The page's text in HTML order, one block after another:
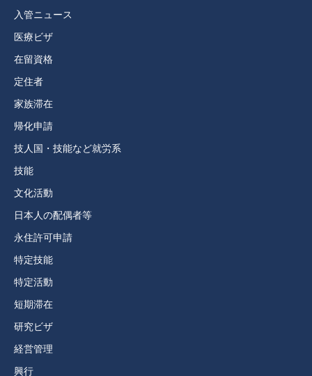
入管ニュース
医療ビザ
在留資格
定住者
家族滞在
帰化申請
技人国・技能など就労系
技能
文化活動
日本人の配偶者等
永住許可申請
特定技能
特定活動
短期滞在
研究ビザ
経営管理
興行